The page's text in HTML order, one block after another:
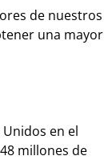
de nuestros
una mayor
en el
millones de